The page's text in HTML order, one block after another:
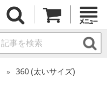
360 (太いサイズ)